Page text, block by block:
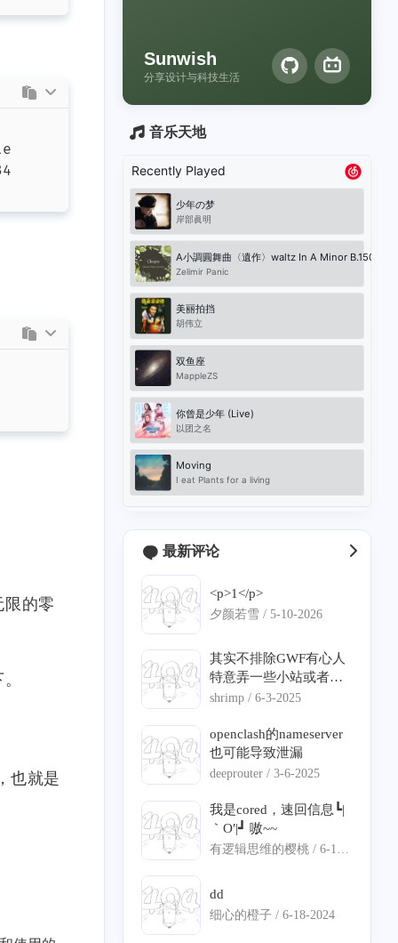
0 DNS 分流 1
限的零
也就是
Sunwish
分享设计与科技生活
音乐天地
最新评论
<p>1</p>
夕颜若雪 / 5-10-2026
其实不排除GWF有心人
特意弄一些小站或者说
钓鱼的站点，来判定你
shrimp /6-3-2025
openclash的nameserver
也可能导致泄漏
deeprouter /3-6-2025
我是cored，速回信息┗|
｀O′|┛ 嗷~~
有逻辑思维的樱桃 /6-18-
dd
细心的橙子 /6-18-2024